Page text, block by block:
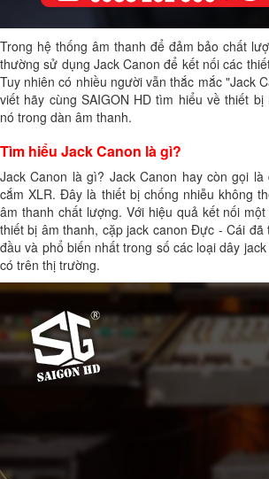
Trong hệ thống âm thanh để đảm bảo chất
thường sử dụng Jack Canon để kết nối các
Tuy nhiên có nhiều người vẫn thắc mắc "Jack
viết hãy cùng SAIGON HD tìm hiểu về thiết
nó trong dàn âm thanh.
Tìm hiểu Jack Canon là gì?
Jack Canon là gì? Jack Canon hay còn gọi
cắm XLR. Đây là thiết bị chống nhiễu không
âm thanh chất lượng. Với hiệu quả kết nối
thiết bị âm thanh, cặp jack canon Đực - Cái đã
đầu và phổ biến nhất trong số các loại dây
có trên thị trường.